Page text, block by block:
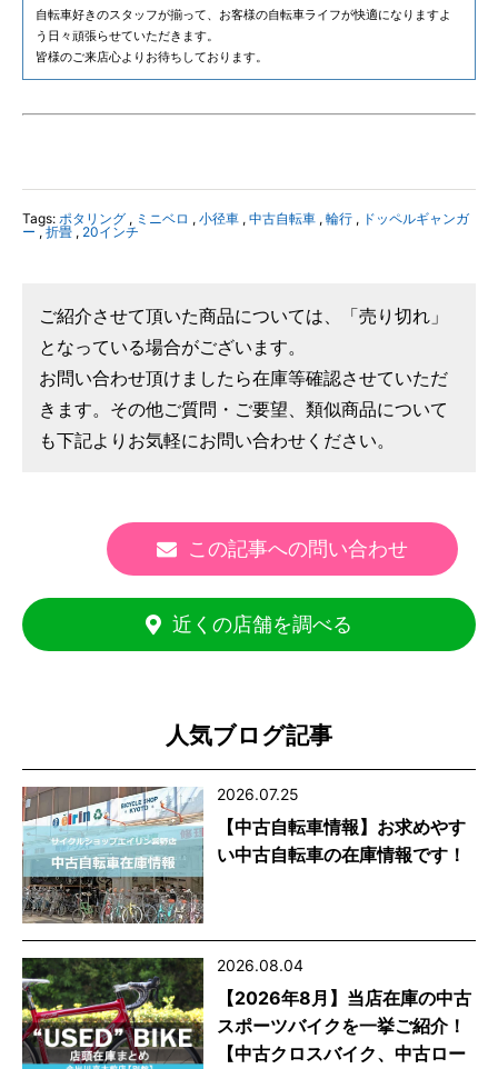
自転車好きのスタッフが揃って、お客様の自転車ライフが快適になりますよ
う日々頑張らせていただきます。
皆様のご来店心よりお待ちしております。
Tags: ポタリング , ミニベロ , 小径車 , 中古自転車 , 輪行 , ドッペルギャンガ
ー ,折畳 , 20インチ
ご紹介させて頂いた商品については、「売り切れ」
となっている場合がございます。
お問い合わせ頂けましたら在庫等確認させていただ
きます。その他ご質問・ご要望、類似商品について
も下記よりお気軽にお問い合わせください。
この記事への問い合わせ
近くの店舗を調べる
人気ブログ記事
2026.07.25
【中古自転車情報】お求めやす
い中古自転車の在庫情報です！
2026.08.04
【2026年8月】当店在庫の中古
スポーツバイクを一挙ご紹介！
【中古クロスバイク、中古ロー